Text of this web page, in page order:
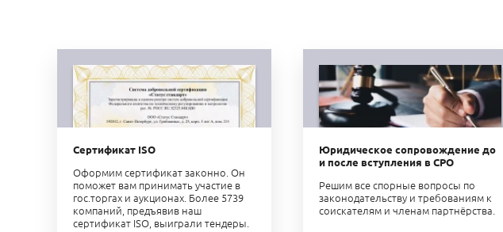
Сертификат ISO
Оформим сертификат законно. Он
поможет вам принимать участие в
гос.торгах и аукционах. Более 5739
компаний, предъявив наш
сертификат ISO, выиграли тендеры.
Юридическое сопровождение до
и после вступления в СРО
Решим все спорные вопросы по
законодательству и требованиям к
соискателям и членам партнёрства.